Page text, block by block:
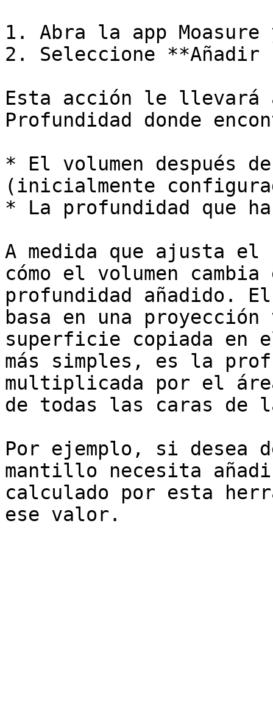
1. Abra la app
2. Seleccione **Añadir
Esta acción le llevará
Profundidad donde
* El volumen después
(inicialmente
* La profundidad que
A medida que ajusta
cómo el volumen
profundidad añadido.
basa en una
superficie copiada en
más simples, es la
multiplicada por el
de todas las caras
Por ejemplo, si desea
mantillo necesita
calculado por esta